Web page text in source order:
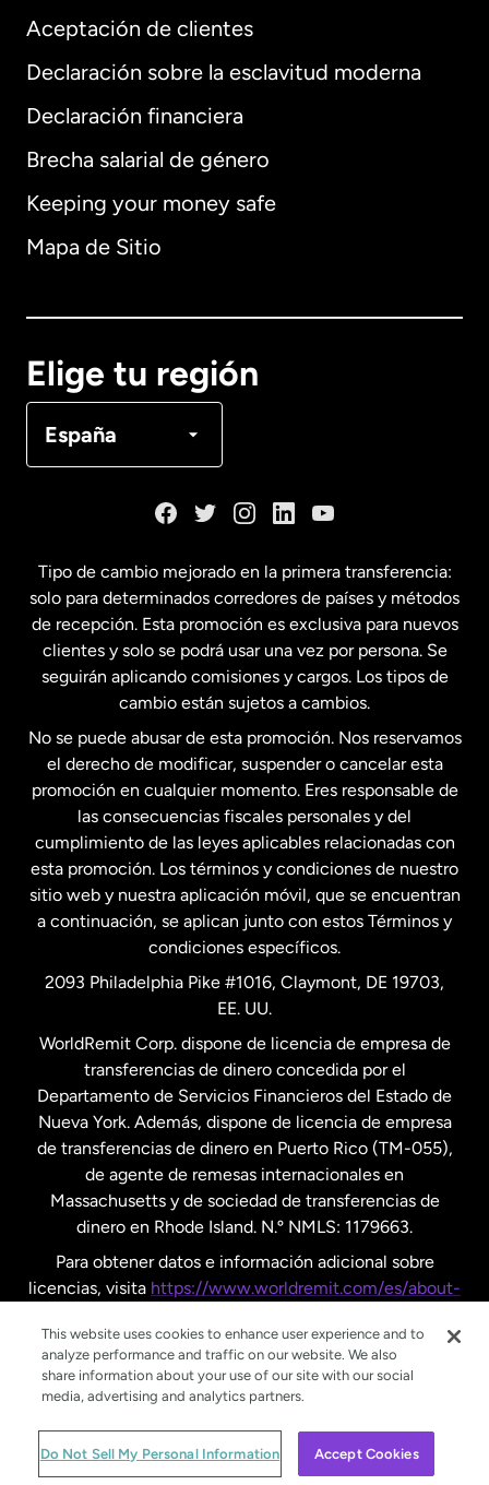
Aceptación de clientes
Declaración sobre la esclavitud moderna
Declaración financiera
Brecha salarial de género
Keeping your money safe
Mapa de Sitio
Elige tu región
España
Internacional English
Alemania
Français
Estados Unidos English
Estados Unidos Español
Francia
Malasia
Nueva Zelanda
Países Bajos
Suecia
Tipo de cambio mejorado en la primera transferencia:
solo para determinados corredores de países y métodos
de recepción. Esta promoción es exclusiva para nuevos
clientes y solo se podrá usar una vez por persona. Se
seguirán aplicando comisiones y cargos. Los tipos de
cambio están sujetos a cambios.
No se puede abusar de esta promoción. Nos reservamos
el derecho de modificar, suspender o cancelar esta
promoción en cualquier momento. Eres responsable de
las consecuencias fiscales personales y del
cumplimiento de las leyes aplicables relacionadas con
esta promoción. Los términos y condiciones de nuestro
sitio web y nuestra aplicación móvil, que se encuentran
a continuación, se aplican junto con estos Términos y
condiciones específicos.
2093 Philadelphia Pike #1016, Claymont, DE 19703,
EE. UU.
WorldRemit Corp. dispone de licencia de empresa de
transferencias de dinero concedida por el
Departamento de Servicios Financieros del Estado de
Nueva York. Además, dispone de licencia de empresa
de transferencias de dinero en Puerto Rico (TM-055),
de agente de remesas internacionales en
Massachusetts y de sociedad de transferencias de
dinero en Rhode Island. N.º NMLS: 1179663.
Para obtener datos e información adicional sobre
licencias, visita https://www.worldremit.com/es/about-
© WorldRemit 2024
This website uses cookies to enhance user experience and to
analyze performance and traffic on our website. We also
share information about your use of our site with our social
media, advertising and analytics partners.
Do Not Sell My Personal Information Accept Cookies